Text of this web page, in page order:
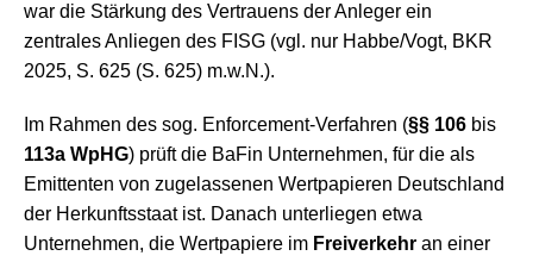
war die Stärkung des Vertrauens der Anleger ein
zentrales Anliegen des FISG (vgl. nur Habbe/Vogt, BKR
2025, S. 625 (S. 625) m.w.N.).
Im Rahmen des sog. Enforcement-Verfahren (§§ 106 bis
113a WpHG) prüft die BaFin Unternehmen, für die als
Emittenten von zugelassenen Wertpapieren Deutschland
der Herkunftsstaat ist. Danach unterliegen etwa
Unternehmen, die Wertpapiere im Freiverkehr an einer